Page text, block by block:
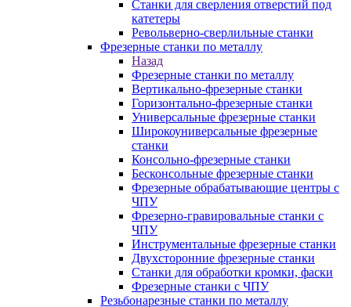
Станки для сверления отверстий под
катетеры
Револьверно-сверлильные станки
Фрезерные станки по металлу
Назад
Фрезерные станки по металлу
Вертикально-фрезерные станки
Горизонтально-фрезерные станки
Универсальные фрезерные станки
Широкоуниверсальные фрезерные
станки
Консольно-фрезерные станки
Бесконсольные фрезерные станки
Фрезерные обрабатывающие центры с
ЧПУ
Фрезерно-гравировальные станки с
ЧПУ
Инструментальные фрезерные станки
Двухсторонние фрезерные станки
Станки для обработки кромки, фаски
Фрезерные станки с ЧПУ
Резьбонарезные станки по металлу